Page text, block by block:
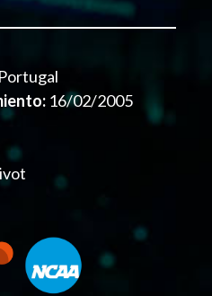
Portugal
16/02/2005